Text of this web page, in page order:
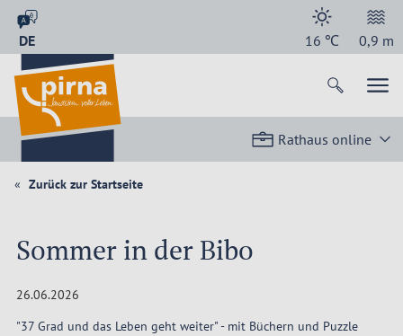
DE 16 ℃ 0,9 m
Rathaus online
Zurück zur Startseite
Sommer in der Bibo
26.06.2026
"37 Grad und das Leben geht weiter" - mit Büchern und Puzzle